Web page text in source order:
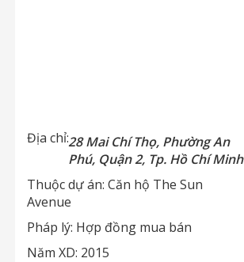
Địa chỉ:28 Mai Chí Thọ, Phường An
Phú, Quận 2, Tp. Hồ Chí Minh
Thuộc dự án: Căn hộ The Sun
Avenue
Pháp lý: Hợp đồng mua bán
Năm XD: 2015